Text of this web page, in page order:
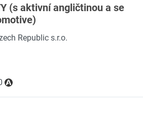
(s aktivní angličtinou a se
Republic s.r.o.